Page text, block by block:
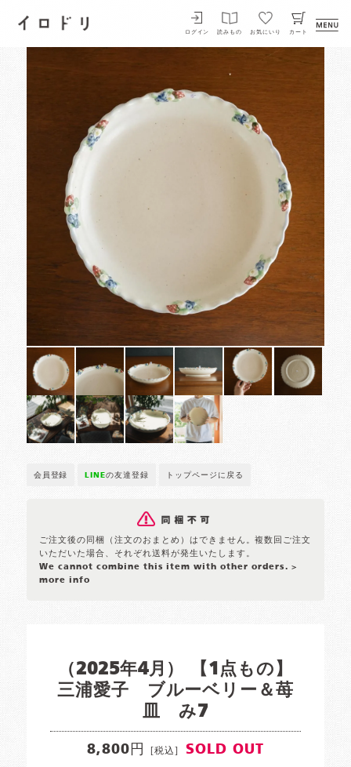
イロドリ
ログイン 読みもの お気にいり カート
会員登録 LINEの友達登録 トップページに戻る
ご注文後の同梱（注文のおまとめ）はできません。複数回ご注文
いただいた場合、それぞれ送料が発生いたします。
We cannot combine this item with other orders. >
more info
（2025年4月） 【1点もの】
三浦愛子 ブルーベリー＆苺
皿 み7
8,800円 [税込] SOLD OUT